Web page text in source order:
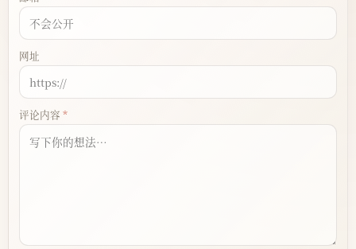
网址
评论内容